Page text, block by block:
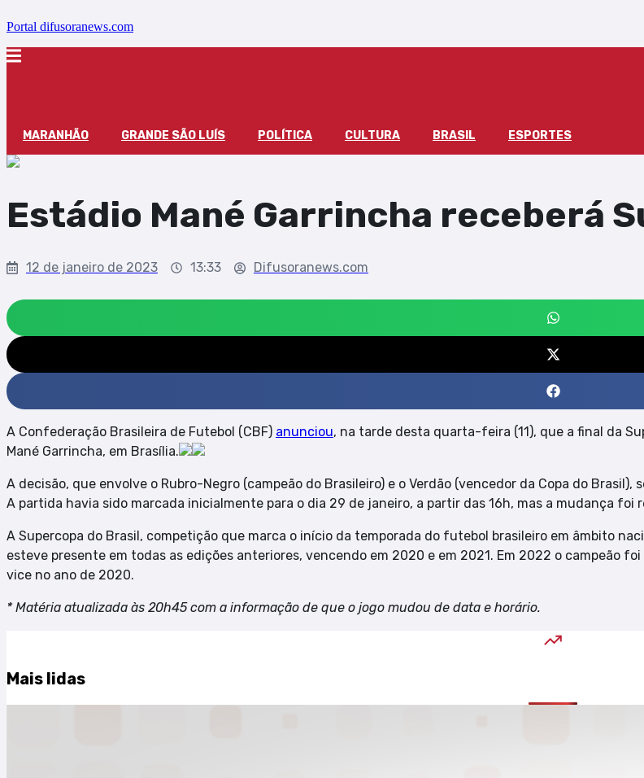
Portal difusoranews.com
MARANHÃO GRANDE SÃO LUÍS POLÍTICA CULTURA BRASIL ESPORTES
Estádio Mané Garrincha receberá
12 de janeiro de 2023 13:33 Difusoranews.com
A Confederação Brasileira de Futebol (CBF) anunciou, na tarde desta quarta-feira (11), que a final da
Mané Garrincha, em Brasília.
A decisão, que envolve o Rubro-Negro (campeão do Brasileiro) e o Verdão (vencedor da Copa do
A partida havia sido marcada inicialmente para o dia 29 de janeiro, a partir das 16h, mas a mudança foi
A Supercopa do Brasil, competição que marca o início da temporada do futebol brasileiro em âmbito
esteve presente em todas as edições anteriores, vencendo em 2020 e em 2021. Em 2022 o campeão
vice no ano de 2020.
* Matéria atualizada às 20h45 com a informação de que o jogo mudou de data e horário.
Mais lidas